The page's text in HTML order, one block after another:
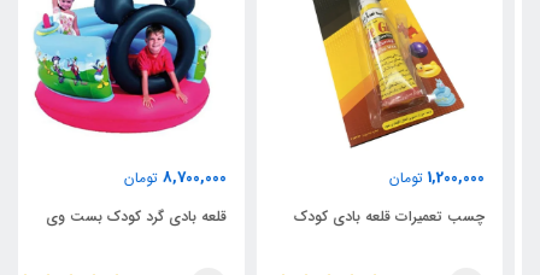
1,200,000 تومان
چسب تعمیرات قلعه بادی کودک
8,700,000 تومان
قلعه بادی گرد کودک بست وی